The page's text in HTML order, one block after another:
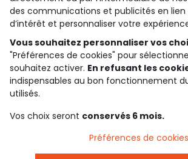
le club fidélité
notre catalogue
Conditions générales de ventes et d'utilisation
Conditions d’utilisation des réseaux sociaux
Politique de confidentialité
Cookies et données personnelles
Paramètres des cookies
des communications et publicités en
d’intérêt et personnaliser votre
Vous souhaitez personnaliser vos
"Préférences de cookies" pour
souhaitez activer. En refusant les
indispensables au bon fonctionnement
utilisés.
Vos choix seront conservés 6 mois.
Préférences de cookies